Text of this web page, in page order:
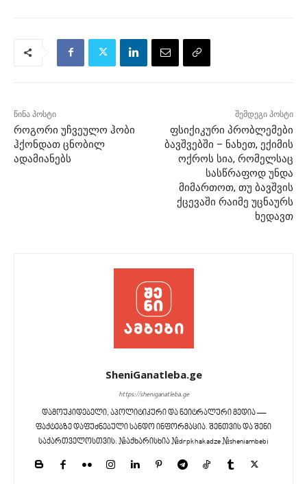
წინა პოსტი
როგორი უჩვეულო ჰობი
ჰქონდათ ცნობილ
ადამიანებს
შემდეგი პოსტი
ფსიქიკური პრობლემები
ბავშვებში – ნახეთ, ექიმის
ოქროს სია, რომელსაც
სასწრაფოდ უნდა
მიმართოთ, თუ ბავშვის
ქცევაში რაიმე უცნაურს
ხედავთ
SheniGanatleba.ge
https://sheniganatleba.ge
დამოუკიდებელი, აპოლიტიკური და ნეიტრალური მედია —
ფაქტებზე დაფუძნებული სანდო ინფორმაცია. შენთვის და შენი
საქართველოსთვის. #აქხარისხია #drpkhakadze #sheniambebi